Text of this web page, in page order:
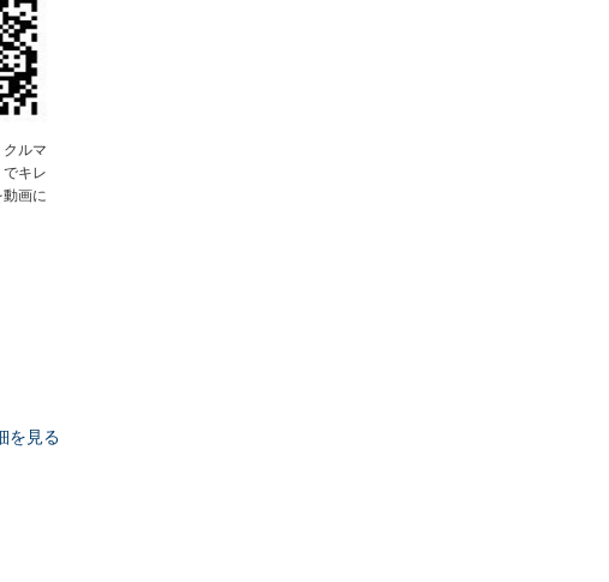
ルマ
でキレ
画に
を見る